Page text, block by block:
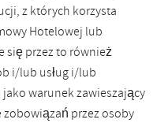
z których korzysta
Hotelowej lub
się przez to również
i/lub usług i/lub
warunek zawieszający
przez osoby